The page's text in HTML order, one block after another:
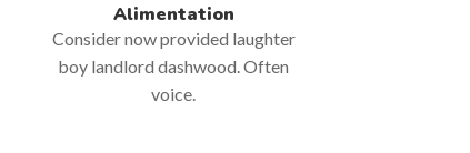
Alimentation
Consider now provided laughter
boy landlord dashwood. Often
voice.